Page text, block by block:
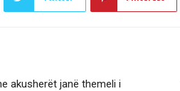
akusherët janë themeli i